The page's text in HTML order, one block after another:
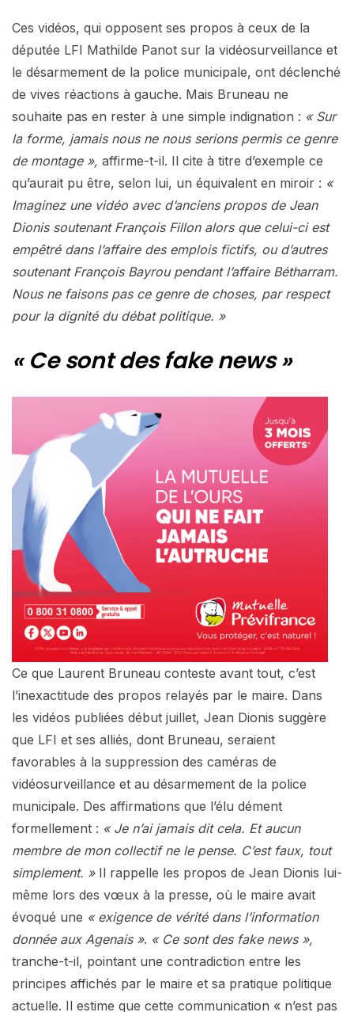
Ces vidéos, qui opposent ses propos à ceux de la
députée LFI Mathilde Panot sur la vidéosurveillance et
le désarmement de la police municipale, ont déclenché
de vives réactions à gauche. Mais Bruneau ne
souhaite pas en rester à une simple indignation : « Sur
la forme, jamais nous ne nous serions permis ce genre
de montage », affirme-t-il. Il cite à titre d’exemple ce
qu’aurait pu être, selon lui, un équivalent en miroir : «
Imaginez une vidéo avec d’anciens propos de Jean
Dionis soutenant François Fillon alors que celui-ci est
empêtré dans l’affaire des emplois fictifs, ou d’autres
soutenant François Bayrou pendant l’affaire Bétharram.
Nous ne faisons pas ce genre de choses, par respect
pour la dignité du débat politique. »
« Ce sont des fake news »
Ce que Laurent Bruneau conteste avant tout, c’est
l’inexactitude des propos relayés par le maire. Dans
les vidéos publiées début juillet, Jean Dionis suggère
que LFI et ses alliés, dont Bruneau, seraient
favorables à la suppression des caméras de
vidéosurveillance et au désarmement de la police
municipale. Des affirmations que l’élu dément
formellement : « Je n’ai jamais dit cela. Et aucun
membre de mon collectif ne le pense. C’est faux, tout
simplement. »Il rappelle les propos de Jean Dionis lui-
même lors des vœux à la presse, où le maire avait
évoqué une « exigence de vérité dans l’information
donnée aux Agenais ». « Ce sont des fake news »,
tranche-t-il, pointant une contradiction entre les
principes affichés par le maire et sa pratique politique
actuelle. Il estime que cette communication « n’est pas